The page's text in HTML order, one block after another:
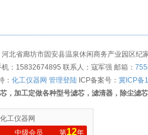
河北省廊坊市固安县温泉休闲商务产业园区纪
：15832674895 联系人：寇军强 邮箱：
： 化工仪器网 管理登陆ICP备案号： 冀ICP备
，加工定做各种型号滤芯，滤清器，除尘滤
化工仪器网
中级会员
第12年